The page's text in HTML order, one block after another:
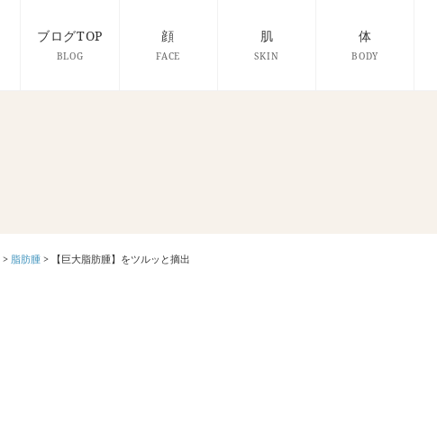
ブログTOP
BLOG
顔
FACE
肌
SKIN
体
BODY
> 脂肪腫 > 【巨大脂肪腫】をツルッと摘出